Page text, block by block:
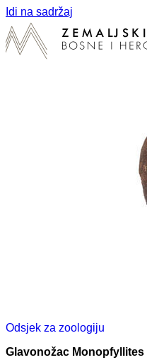
Idi na sadržaj
Odsjek za zoologiju
Glavonožac